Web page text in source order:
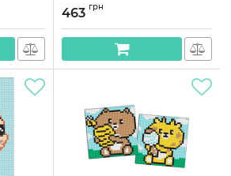
Артикул:
463 грн